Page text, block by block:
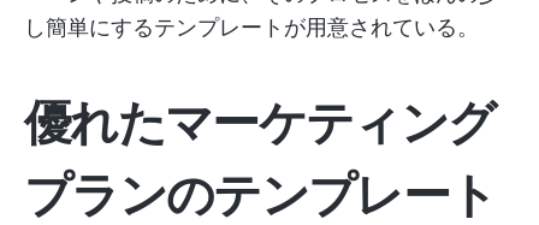
し簡単にするテンプレートが用意されている。
優れたマーケティング
プランのテンプレート